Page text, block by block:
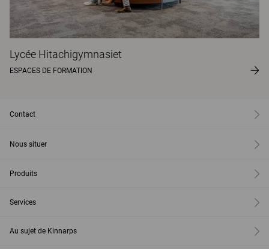
Lycée Hitachigymnasiet
ESPACES DE FORMATION
Contact
Nous situer
Produits
Services
Au sujet de Kinnarps